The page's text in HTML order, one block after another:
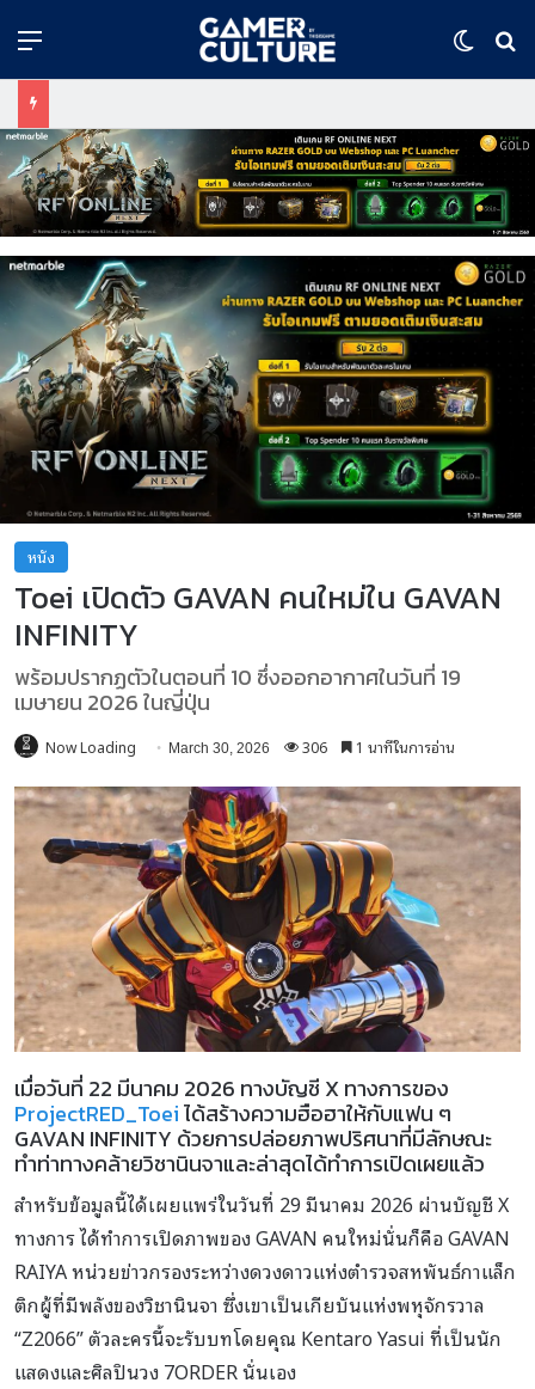
Menu
หนัง
Toei เปิดตัว GAVAN คนใหม่ใน GAVAN
INFINITY
พร้อมปรากฏตัวในตอนที่ 10 ซึ่งออกอากาศในวันที่ 19
เมษายน 2026 ในญี่ปุ่น
Now Loading March 30, 2026 306 1 นาทีในการอ่าน
เมื่อวันที่ 22 มีนาคม 2026 ทางบัญชี X ทางการของ
ProjectRED_Toeiได้สร้างความฮือฮาให้กับแฟน ๆ
GAVAN INFINITY ด้วยการปล่อยภาพปริศนาที่มีลักษณะ
ทำท่าทางคล้ายวิชานินจาและล่าสุดได้ทำการเปิดเผยแล้ว
สำหรับข้อมูลนี้ได้เผยแพร่ในวันที่ 29 มีนาคม 2026 ผ่านบัญชี X
ทางการ ได้ทำการเปิดภาพของ GAVAN คนใหม่นั่นก็คือ GAVAN
RAIYA หน่วยข่าวกรองระหว่างดวงดาวแห่งตำรวจสหพันธ์กาแล็ก
ติกผู้ที่มีพลังของวิชานินจา ซึ่งเขาเป็นเกียบันแห่งพหุจักรวาล
“Ζ2066” ตัวละครนี้จะรับบทโดยคุณ Kentaro Yasui ที่เป็นนัก
แสดงและศิลปินวง 7ORDER นั่นเอง